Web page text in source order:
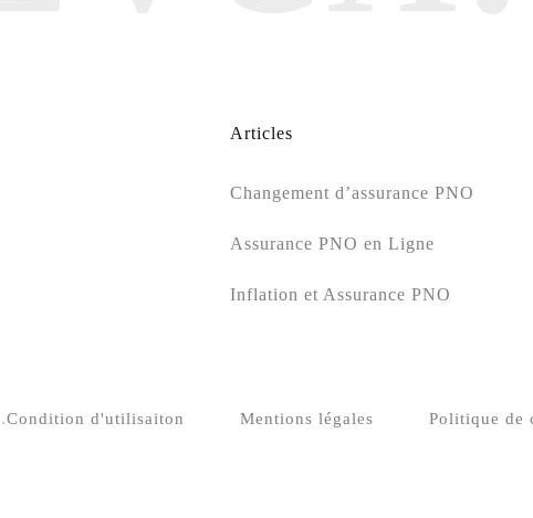
Articles
Changement d’assurance PNO
Assurance PNO en Ligne
Inflation et Assurance PNO
Condition d'utilisaiton Mentions légales Politique de